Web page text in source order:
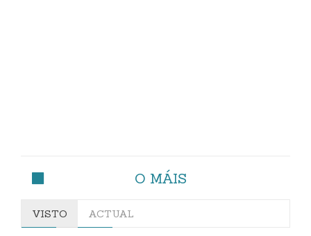
O MÁIS
VISTO ACTUAL